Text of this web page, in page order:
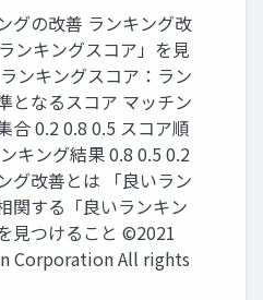
グの改善 ランキング改
ンキングスコア」を見
ンキングスコア：ラン
となるスコア マッチン
合 0.2 0.8 0.5 スコア順
キング結果 0.8 0.5 0.2
グ改善とは 「良いラン
関する「良いランキン
見つけること ©2021
Corporation All rights